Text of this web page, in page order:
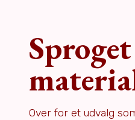
Over for et udvalg